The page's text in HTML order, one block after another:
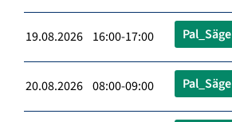
19.08.2026 16:00-17:00 Pal_Säge
20.08.2026 08:00-09:00 Pal_Säge